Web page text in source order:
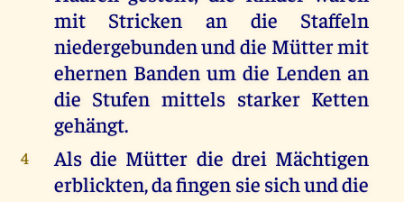
mit Stricken an die Staffeln
niedergebunden und die Mütter mit
ehernen Banden um die Lenden an
die Stufen mittels starker Ketten
gehängt.
4
Als die Mütter die drei Mächtigen
erblickten, da fingen sie sich und die